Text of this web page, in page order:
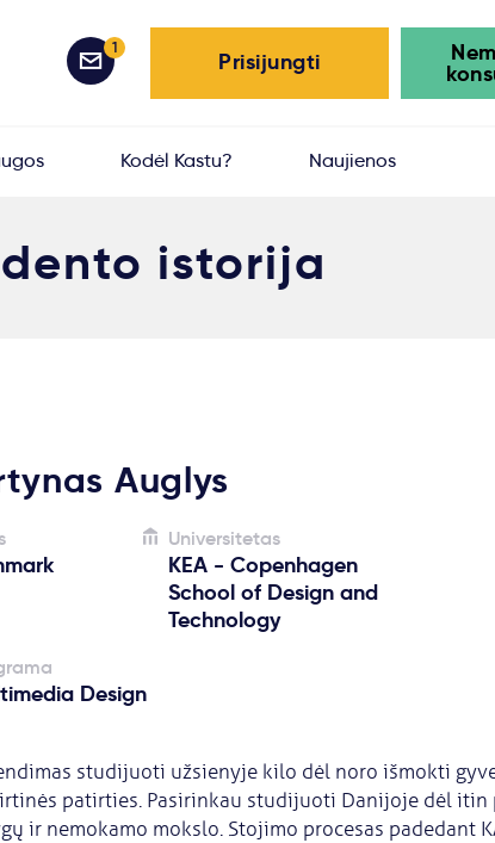
Prisijungti
1
Kodėl Kastu? Naujienos
istorija
Auglys
Universitetas
KEA - Copenhagen
School of Design and
Technology
Design
studijuoti užsienyje kilo dėl noro išmokti
patirties. Pasirinkau studijuoti Danijoje dėl
ir nemokamo mokslo. Stojimo procesas padedant